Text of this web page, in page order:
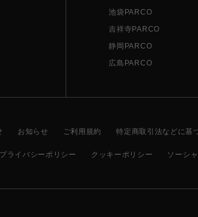
池袋PARCO
吉祥寺PARCO
静岡PARCO
広島PARCO
お知らせ ご利用規約 特定商取引法などに基
プライバシーポリシー クッキーポリシー ソーシ